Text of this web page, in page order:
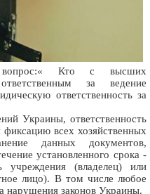
вопрос:« Кто с высших
за ведение
ответственность за
Украины, ответственность
фиксацию всех хозяйственных
данных документов,
установленного срока -
учреждения (владелец) или
лицо). В том числе любое
нарушения законов Украины.